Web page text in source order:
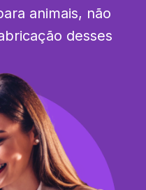
animais, não
desses